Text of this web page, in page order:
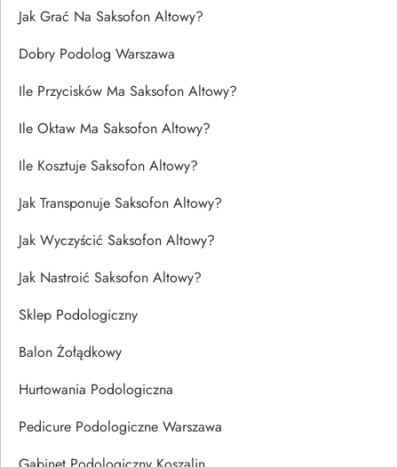
Jak Grać Na Saksofon Altowy?
Dobry Podolog Warszawa
Ile Przycisków Ma Saksofon Altowy?
Ile Oktaw Ma Saksofon Altowy?
Ile Kosztuje Saksofon Altowy?
Jak Transponuje Saksofon Altowy?
Jak Wyczyścić Saksofon Altowy?
Jak Nastroić Saksofon Altowy?
Sklep Podologiczny
Balon Żołądkowy
Hurtowania Podologiczna
Pedicure Podologiczne Warszawa